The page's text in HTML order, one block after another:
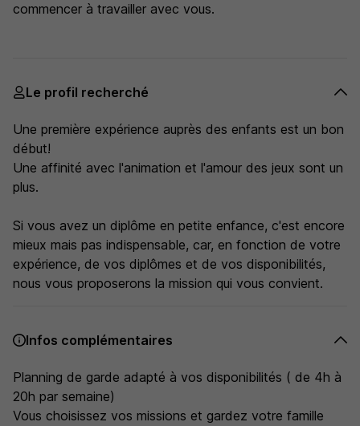
commencer à travailler avec vous.
Le profil recherché
Une première expérience auprès des enfants est un bon
début!
Une affinité avec l'animation et l'amour des jeux sont un
plus.
Si vous avez un diplôme en petite enfance, c'est encore
mieux mais pas indispensable, car, en fonction de votre
expérience, de vos diplômes et de vos disponibilités,
nous vous proposerons la mission qui vous convient.
Infos complémentaires
Planning de garde adapté à vos disponibilités ( de 4h à
20h par semaine)
Vous choisissez vos missions et gardez votre famille